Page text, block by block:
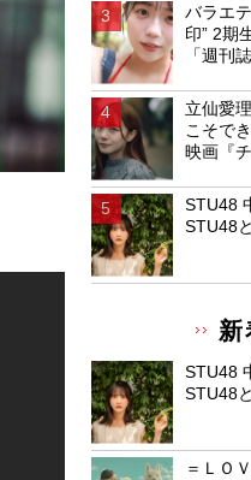
バラエ
印” 2期
「週刊
立仙愛
こそで
映画『
STU48
STU48
新
STU48
STU48
＝ＬＯ